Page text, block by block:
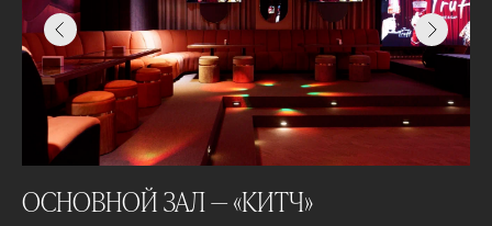
ОСНОВНОЙ ЗАЛ — «КИТЧ»